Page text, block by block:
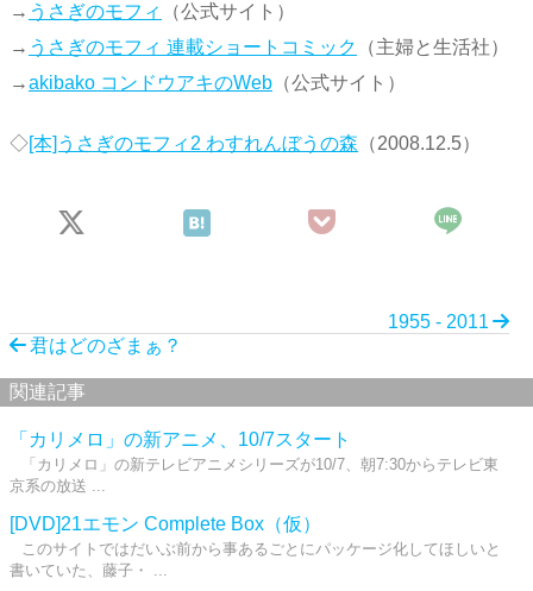
→ うさぎのモフィ
（公式サイト）
→ うさぎのモフィ 連載ショートコミック
（主婦と生活社）
→akibako コンドウアキのWeb （公式サイト）
◇[本]うさぎのモフィ2 わすれんぼうの森 （2008.12.5）
1955 - 2011
君はどのざまぁ？
関連記事
「カリメロ」の新アニメ、10/7スタート
「カリメロ」の新テレビアニメシリーズが10/7、朝7:30からテレビ東
京系の放送 ...
[DVD]21エモン Complete Box（仮）
このサイトではだいぶ前から事あるごとにパッケージ化してほしいと
書いていた、藤子・ ...